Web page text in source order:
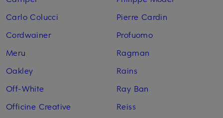
Carlo Colucci
Cordwainer
Meru
Oakley
Off-White
Officine Creative
Pierre Cardin
Profuomo
Ragman
Rains
Ray Ban
Reiss